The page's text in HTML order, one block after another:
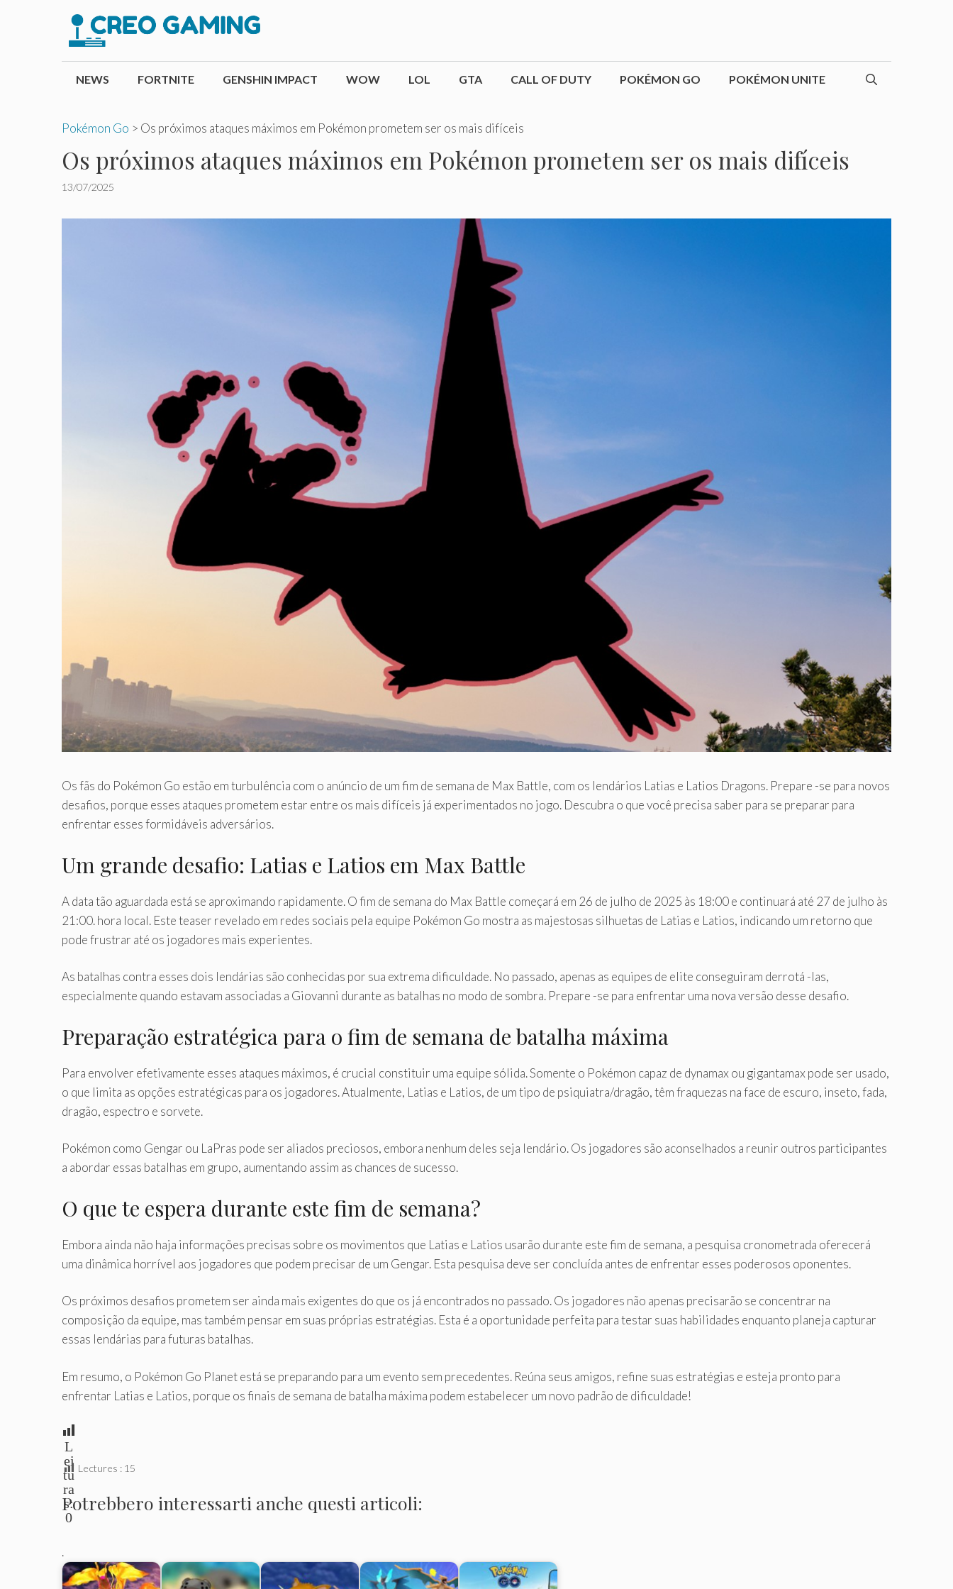
conteúdo
NEWS FORTNITE GENSHIN IMPACT WOW LOL GTA CALL OF DUTY POKÉMON GO POKÉMON UNITE
Pokémon Go > Os próximos ataques máximos em Pokémon prometem ser os mais difíceis
Os próximos ataques máximos em Pokémon prometem ser os mais difíceis
13/07/2025
Os fãs do Pokémon Go estão em turbulência com o anúncio de um fim de semana de Max Battle, com os lendários Latias e Latios Dragons. Prepare -se para novos
desafios, porque esses ataques prometem estar entre os mais difíceis já experimentados no jogo. Descubra o que você precisa saber para se preparar para
enfrentar esses formidáveis adversários.
Um grande desafio: Latias e Latios em Max Battle
A data tão aguardada está se aproximando rapidamente. O fim de semana do Max Battle começará em 26 de julho de 2025 às 18:00 e continuará até 27 de julho às
21:00. hora local. Este teaser revelado em redes sociais pela equipe Pokémon Go mostra as majestosas silhuetas de Latias e Latios, indicando um retorno que
pode frustrar até os jogadores mais experientes.
As batalhas contra esses dois lendárias são conhecidas por sua extrema dificuldade. No passado, apenas as equipes de elite conseguiram derrotá -las,
especialmente quando estavam associadas a Giovanni durante as batalhas no modo de sombra. Prepare -se para enfrentar uma nova versão desse desafio.
Preparação estratégica para o fim de semana de batalha máxima
Para envolver efetivamente esses ataques máximos, é crucial constituir uma equipe sólida. Somente o Pokémon capaz de dynamax ou gigantamax pode ser usado,
o que limita as opções estratégicas para os jogadores. Atualmente, Latias e Latios, de um tipo de psiquiatra/dragão, têm fraquezas na face de escuro, inseto, fada,
dragão, espectro e sorvete.
Pokémon como Gengar ou LaPras pode ser aliados preciosos, embora nenhum deles seja lendário. Os jogadores são aconselhados a reunir outros participantes
a abordar essas batalhas em grupo, aumentando assim as chances de sucesso.
O que te espera durante este fim de semana?
Embora ainda não haja informações precisas sobre os movimentos que Latias e Latios usarão durante este fim de semana, a pesquisa cronometrada oferecerá
uma dinâmica horrível aos jogadores que podem precisar de um Gengar. Esta pesquisa deve ser concluída antes de enfrentar esses poderosos oponentes.
Os próximos desafios prometem ser ainda mais exigentes do que os já encontrados no passado. Os jogadores não apenas precisarão se concentrar na
composição da equipe, mas também pensar em suas próprias estratégias. Esta é a oportunidade perfeita para testar suas habilidades enquanto planeja capturar
essas lendárias para futuras batalhas.
Em resumo, o Pokémon Go Planet está se preparando para um evento sem precedentes. Reúna seus amigos, refine suas estratégias e esteja pronto para
enfrentar Latias e Latios, porque os finais de semana de batalha máxima podem estabelecer um novo padrão de dificuldade!
L
ei
tu
ra
s:
0
Lectures : 15
Potrebbero interessarti anche questi articoli:
.